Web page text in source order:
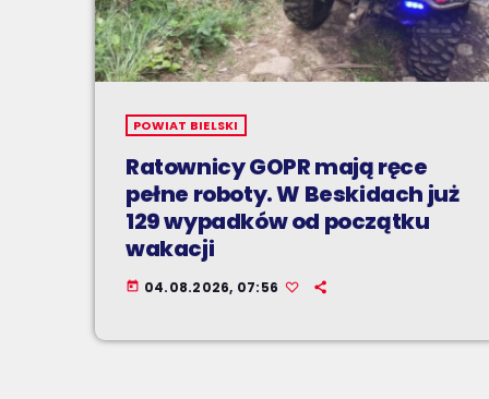
POWIAT BIELSKI
Ratownicy GOPR mają ręce
pełne roboty. W Beskidach już
129 wypadków od początku
wakacji
today 04.08.2026, 07:56